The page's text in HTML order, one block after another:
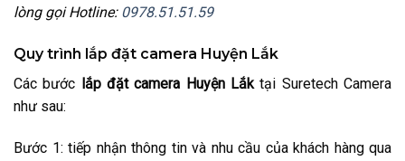
lòng gọi Hotline: 0978.51.51.59
Quy trình lắp đặt camera Huyện Lắk
Các bước lắp đặt camera Huyện Lắktại Suretech Camera
như sau:
Bước 1: tiếp nhận thông tin và nhu cầu của khách hàng qua